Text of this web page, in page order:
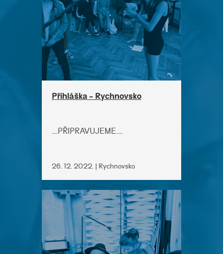
Přihláška - Rychnovsko
....PŘIPRAVUJEME....
26. 12. 2022. | Rychnovsko